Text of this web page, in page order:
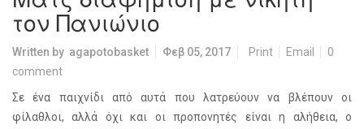
τον Πανιώνιο
Written by agapotobasket Φεβ 05, 2017 Print Email
0
comment
Σε ένα παιχνίδι από αυτά που λατρεύουν να βλέπουν οι
φίλαθλοι, αλλά όχι και οι προπονητές είναι η αλήθεια, ο